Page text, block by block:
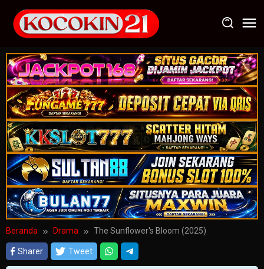
konten
Beranda Drama The Sunflower's Bloom (2025)
Sharer Tweet